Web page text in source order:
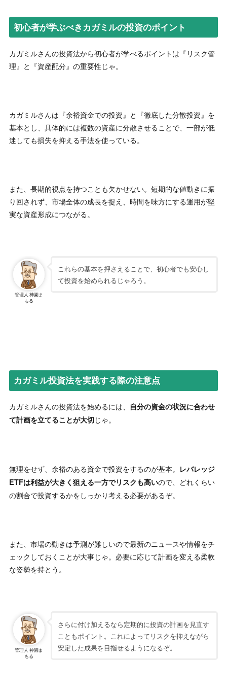
初心者が学ぶべきカガミルの投資のポイント
カガミルさんの投資法から初心者が学べるポイントは『リスク管
理』と『資産配分』の重要性じゃ。
カガミルさんは『余裕資金での投資』と『徹底した分散投資』を
基本とし、具体的には複数の資産に分散させることで、一部が低
迷しても損失を抑える手法を使っている。
また、長期的視点を持つことも欠かせない。短期的な値動きに振
り回されず、市場全体の成長を捉え、時間を味方にする運用が堅
実な資産形成につながる。
管理人 神園ま
もる
これらの基本を押さえることで、初心者でも安心し
て投資を始められるじゃろう。
カガミル投資法を実践する際の注意点
カガミルさんの投資法を始めるには、 自分の資金の状況に合わせ
て計画を立てることが大切 じゃ。
無理をせず、余裕のある資金で投資をするのが基本。 レバレッジ
ETFは利益が大きく狙える一方でリスクも高いので、どれくらい
の割合で投資するかをしっかり考える必要があるぞ。
また、市場の動きは予測が難しいので最新のニュースや情報をチ
ェックしておくことが大事じゃ。必要に応じて計画を変える柔軟
な姿勢を持とう。
管理人 神園ま
もる
さらに付け加えるなら定期的に投資の計画を見直す
こともポイント。これによってリスクを抑えながら
安定した成果を目指せるようになるぞ。